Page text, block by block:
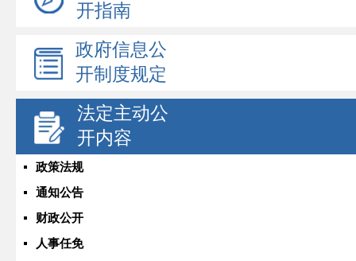
开指南
政府信息公
开制度规定
法定主动公
开内容
政策法规
通知公告
财政公开
人事任免